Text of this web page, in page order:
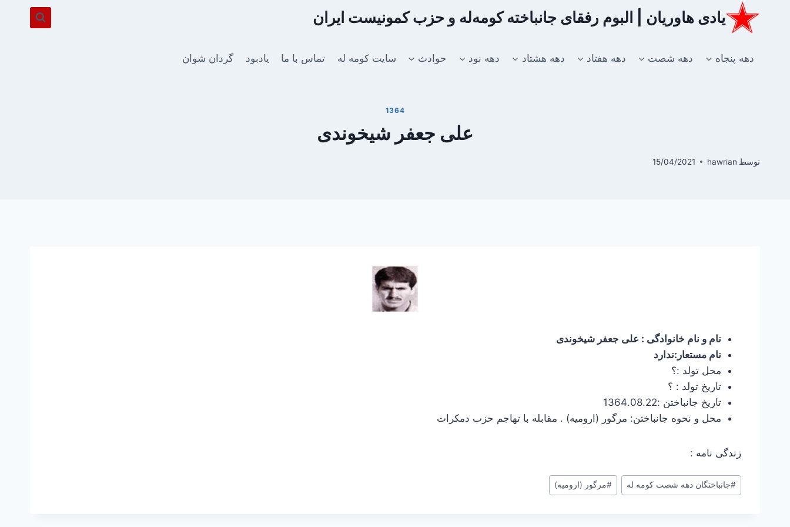
یادی هاوریان | البوم رفقای جانباخته کومه‌له و حزب کمونیست ایران
دهه پنجاه دهه شصت دهه هفتاد دهه هشتاد دهه نود حوادث سایت کومه له تماس با ما یادبود گردان شوان
1364
علی جعفر شیخوندی
توسط hawrian
15/04/2021
نام و نام خانوادگی : علی جعفر شیخوندی
نام مستعار:ندارد
محل تولد :؟
تاریخ تولد : ؟
تاریخ جانباختن :1364.08.22
محل و نحوه جانباختن: مرگور (ارومیه) . مقابله با تهاجم حزب دمکرات
زندگی نامه :
#جانباختگان دهه شصت کومه له #مرگور (ارومیه)